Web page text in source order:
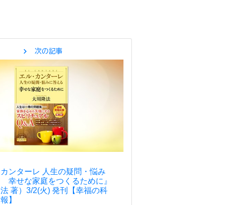
chevron_right 次の記事
カンターレ 人生の疑問・悩み
幸せな家庭をつくるために』
法 著）3/2(火) 発刊【幸福の科
】